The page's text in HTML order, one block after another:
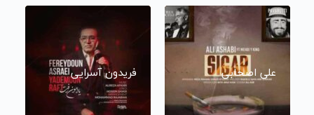
علی اصحابی فریدون آسرایی